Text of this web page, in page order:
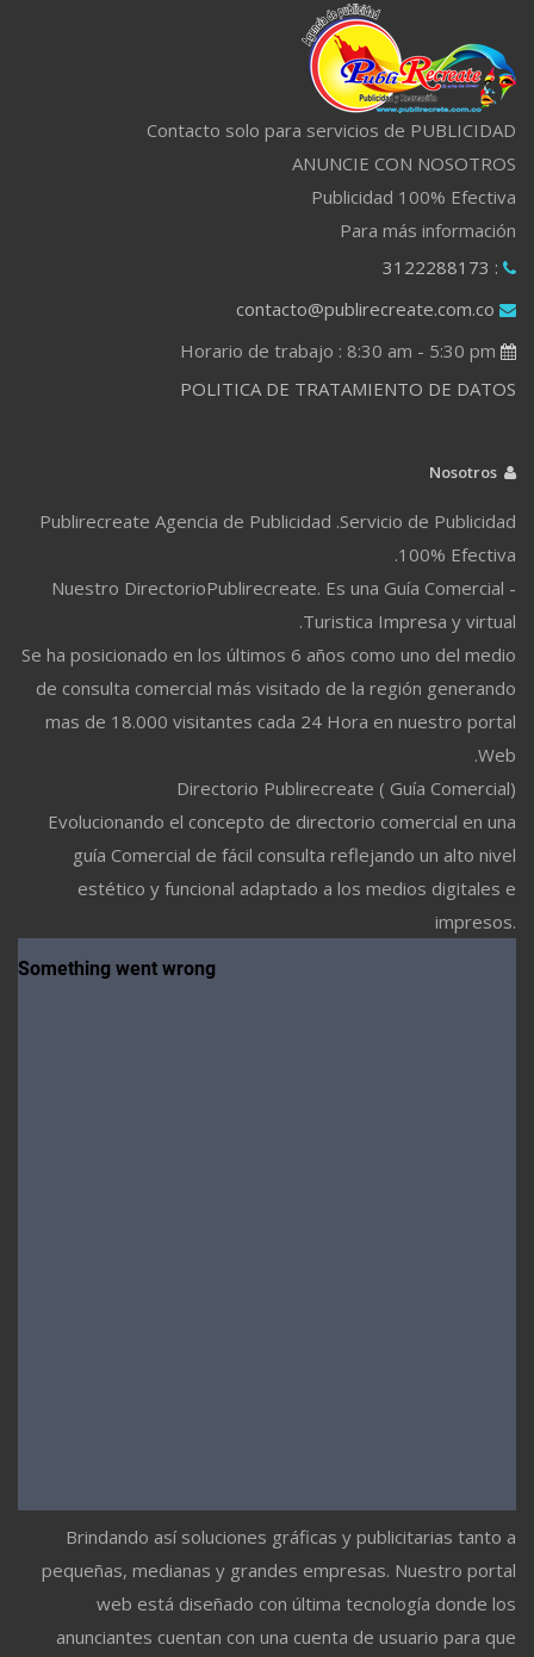
Contacto solo para servicios de PUBLICIDAD
ANUNCIE CON NOSOTROS
Publicidad 100% Efectiva
Para más información
: 3122288173
contacto@publirecreate.com.co
POLITICA DE TRATAMIENTO DE DATOS
Publirecreate Agencia de Publicidad .Servicio de Publicidad
100% Efectiva.
Nuestro DirectorioPublirecreate. Es una Guía Comercial -
Turistica Impresa y virtual.
Se ha posicionado en los últimos 6 años como uno del medio
de consulta comercial más visitado de la región generando
mas de 18.000 visitantes cada 24 Hora en nuestro portal
Web.
Directorio Publirecreate ( Guía Comercial)
Evolucionando el concepto de directorio comercial en una
guía Comercial de fácil consulta reflejando un alto nivel
estético y funcional adaptado a los medios digitales e
impresos.
Brindando así soluciones gráficas y publicitarias tanto a
pequeñas, medianas y grandes empresas. Nuestro portal
web está diseñado con última tecnología donde los
anunciantes cuentan con una cuenta de usuario para que